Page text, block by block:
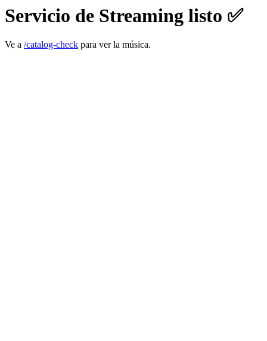
Servicio de Streaming listo ✅
Ve a /catalog-check para ver la música.